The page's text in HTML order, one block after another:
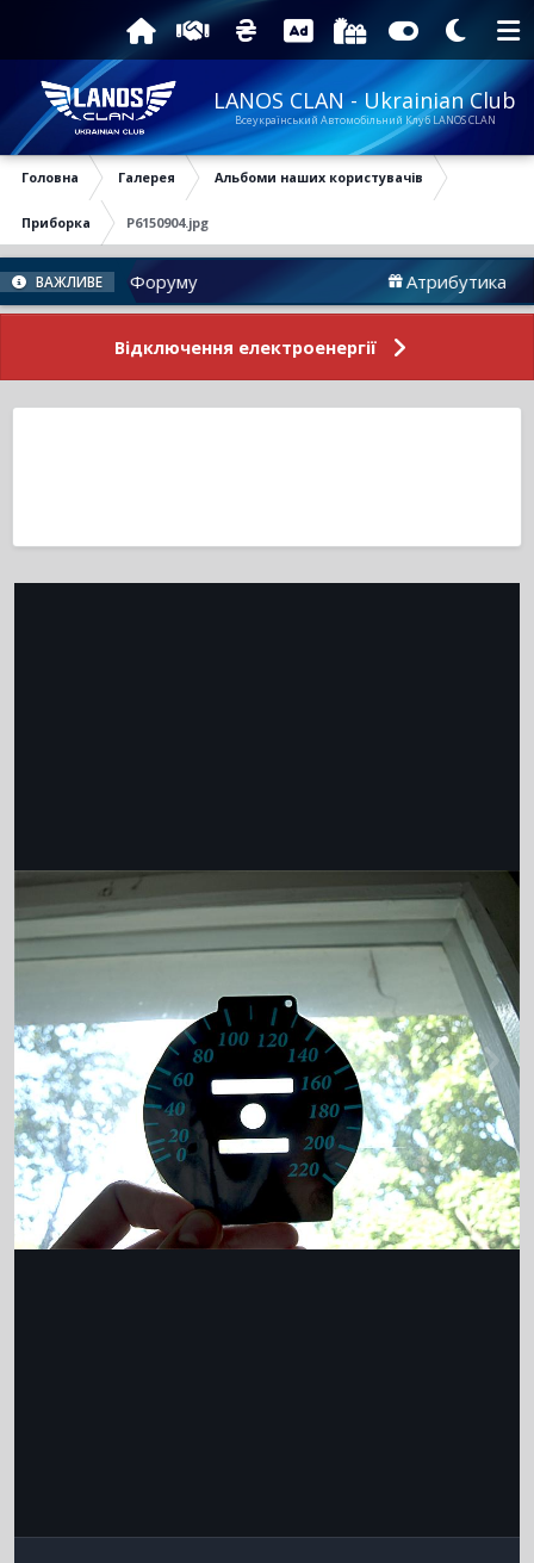
LANOS CLAN - Ukrainian Club
Всеукраїнський Автомобільний Клуб LANOS CLAN
Головна Галерея Альбоми наших користувачів
Приборка P6150904.jpg
ВАЖЛИВЕ
Новини Форуму Атрибутика
Відключення електроенергії